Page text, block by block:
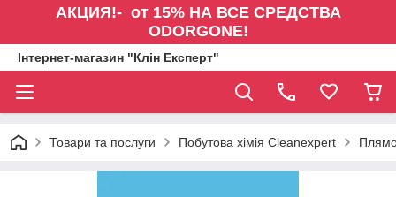
АКЦИЯ!- от 15% НА ВСЕ СРЕДСТВА
ODORGONE!
Інтернет-магазин "Клін Експерт"
Товари та послуги Побутова хімія Cleanexpert